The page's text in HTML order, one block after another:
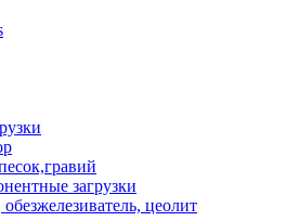
загрузки
цеолит